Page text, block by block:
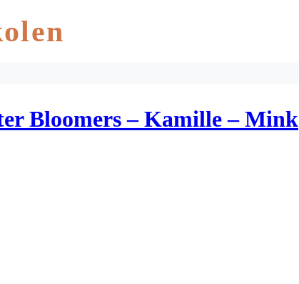
Bloomers – Kamille – Mink